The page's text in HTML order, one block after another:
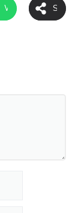
WhatsApp